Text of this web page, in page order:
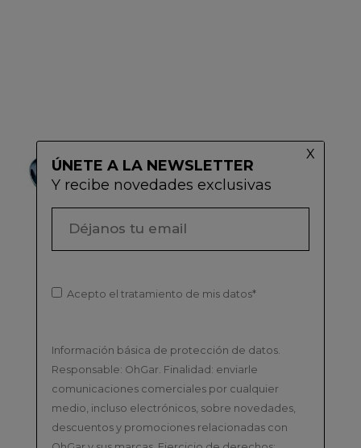
SET 12 CUCHARAS MESA ALABAMA ARCOROC
ÚNETE A LA NEWSLETTER
Y recibe novedades exclusivas
Acepto el tratamiento de mis datos*
Información básica de protección de datos.
Responsable: OhGar. Finalidad: enviarle
comunicaciones comerciales por cualquier
medio, incluso electrónicos, sobre novedades,
descuentos y promociones relacionadas con